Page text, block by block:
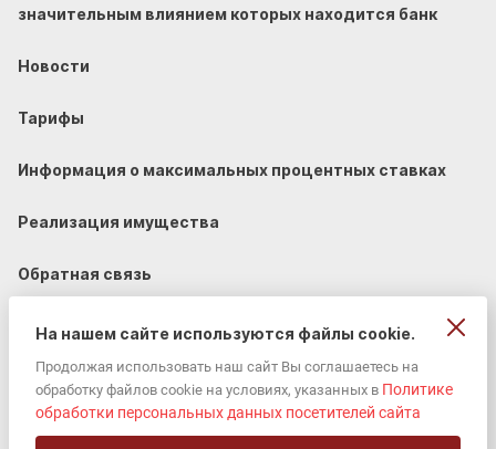
значительным влиянием которых находится банк
Новости
Тарифы
Информация о максимальных процентных ставках
Реализация имущества
Обратная связь
© 2002-2026 «ЮГ-Инвестбанк» (ПАО).
На нашем сайте используются файлы cookie.
Продолжая использовать наш сайт Вы соглашаетесь на
обработку файлов cookie на условиях, указанных в Политике
обработки персональных данных посетителей сайта